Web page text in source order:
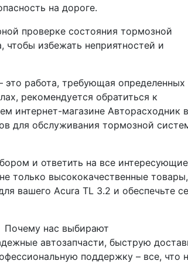
на дороге.
проверке состояния тормозной
избежать неприятностей и
работа, требующая определенных
рекомендуется обратиться к
интернет-магазине Авторасходник
для обслуживания тормозной
и ответить на все интересующие
только высококачественные
вашего Acura TL 3.2 и обеспечьте
Почему нас выбирают
автозапчасти, быструю
поддержку – все, что